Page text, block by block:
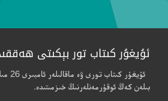
ئۇيغۇر كىتاب تور بېكىتى
بىلەن كەڭ ئوقۇرمەنلەرنىڭ خىزمىتىدە.